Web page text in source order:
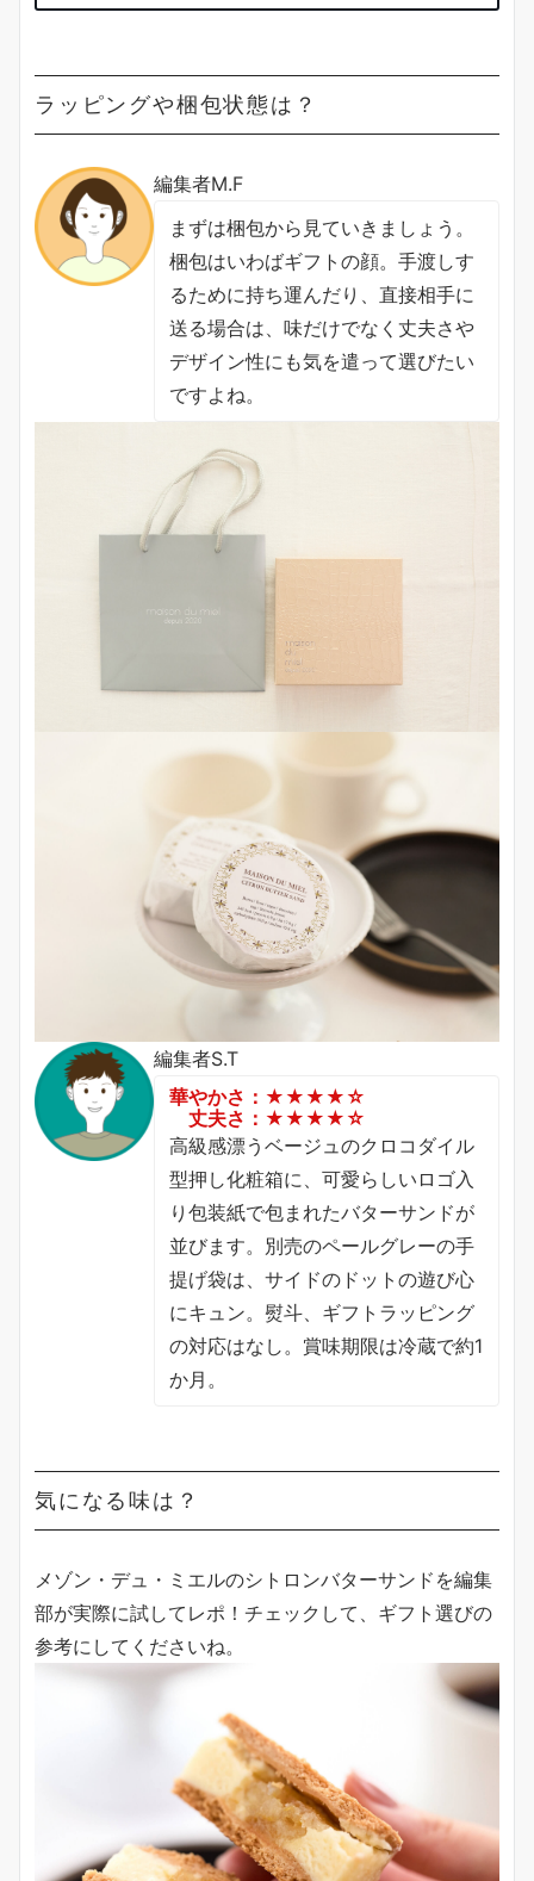
ラッピングや梱包状態は？
編集者M.F
まずは梱包から見ていきましょう。
梱包はいわばギフトの顔。手渡しす
るために持ち運んだり、直接相手に
送る場合は、味だけでなく丈夫さや
デザイン性にも気を遣って選びたい
ですよね。
編集者S.T
華やかさ：★★★★☆
丈夫さ：★★★★☆
高級感漂うベージュのクロコダイル
型押し化粧箱に、可愛らしいロゴ入
り包装紙で包まれたバターサンドが
並びます。別売のペールグレーの手
提げ袋は、サイドのドットの遊び心
にキュン。熨斗、ギフトラッピング
の対応はなし。賞味期限は冷蔵で約1
か月。
気になる味は？
メゾン・デュ・ミエルのシトロンバターサンドを編集
部が実際に試してレポ！チェックして、ギフト選びの
参考にしてくださいね。